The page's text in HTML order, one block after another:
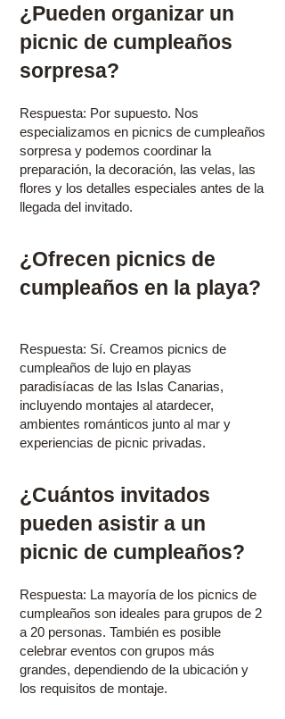
¿Pueden organizar un
picnic de cumpleaños
sorpresa?
Respuesta: Por supuesto. Nos
especializamos en picnics de cumpleaños
sorpresa y podemos coordinar la
preparación, la decoración, las velas, las
flores y los detalles especiales antes de la
llegada del invitado.
¿Ofrecen picnics de
cumpleaños en la playa?
Respuesta: Sí. Creamos picnics de
cumpleaños de lujo en playas
paradisíacas de las Islas Canarias,
incluyendo montajes al atardecer,
ambientes románticos junto al mar y
experiencias de picnic privadas.
¿Cuántos invitados
pueden asistir a un
picnic de cumpleaños?
Respuesta: La mayoría de los picnics de
cumpleaños son ideales para grupos de 2
a 20 personas. También es posible
celebrar eventos con grupos más
grandes, dependiendo de la ubicación y
los requisitos de montaje.